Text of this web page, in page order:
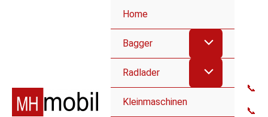
Home
Bagger
Radlader
Kleinmaschinen
📞
📞